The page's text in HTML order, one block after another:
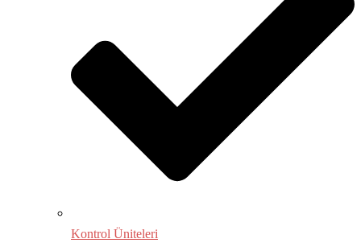
Kontrol Üniteleri